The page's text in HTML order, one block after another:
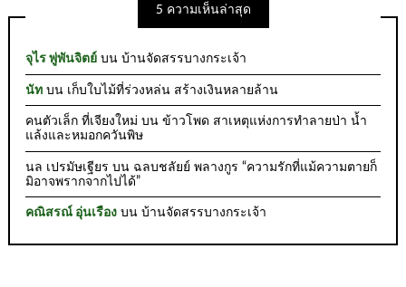
5 ความเห็นล่าสุด
จุไร พู่พันจิตย์ บนบ้านจัดสรรบางกระเจ้า
นัท บน เก็บใบไม้ที่ร่วงหล่น สร้างเงินหลายล้าน
คนตัวเล็ก ที่เจียงใหม่ บนข้าวโพด สาเหตุแห่งการทำลายป่า น้ำ
แล้งและหมอกควันพิษ
นล เปรมัษเฐียร บน ฉลบชลัยย์ พลางกูร “ความรักที่แม้ความตายก็
มิอาจพรากจากไปได้”
คณิสรณ์ อุ่นเรือง บนบ้านจัดสรรบางกระเจ้า